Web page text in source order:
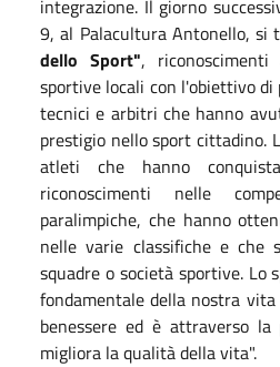
integrazione. Il giorno
9, al Palacultura Antonello, si
dello Sport", riconoscimenti
sportive locali con l'obiettivo
tecnici e arbitri che hanno
prestigio nello sport cittadino.
atleti che hanno
riconoscimenti nelle
paralimpiche, che hanno
nelle varie classifiche e che
squadre o società sportive. Lo
fondamentale della nostra
benessere ed è attraverso
migliora la qualità della vita".